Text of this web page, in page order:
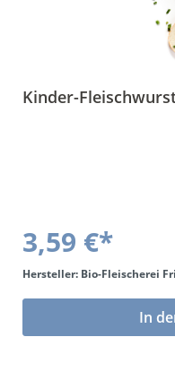
Kinder-
3,59 €*
Hersteller: Bio-Fleischerei
In